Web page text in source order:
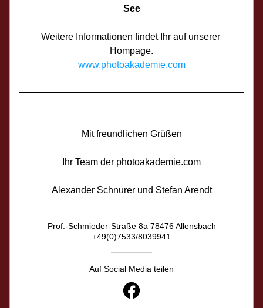
See
Weitere Informationen findet Ihr auf unserer
Hompage.
www.photoakademie.com
Mit freundlichen Grüßen
Ihr Team der photoakademie.com
Alexander Schnurer und Stefan Arendt
Prof.-Schmieder-Straße 8a 78476 Allensbach
+49(0)7533/8039941
Auf Social Media teilen